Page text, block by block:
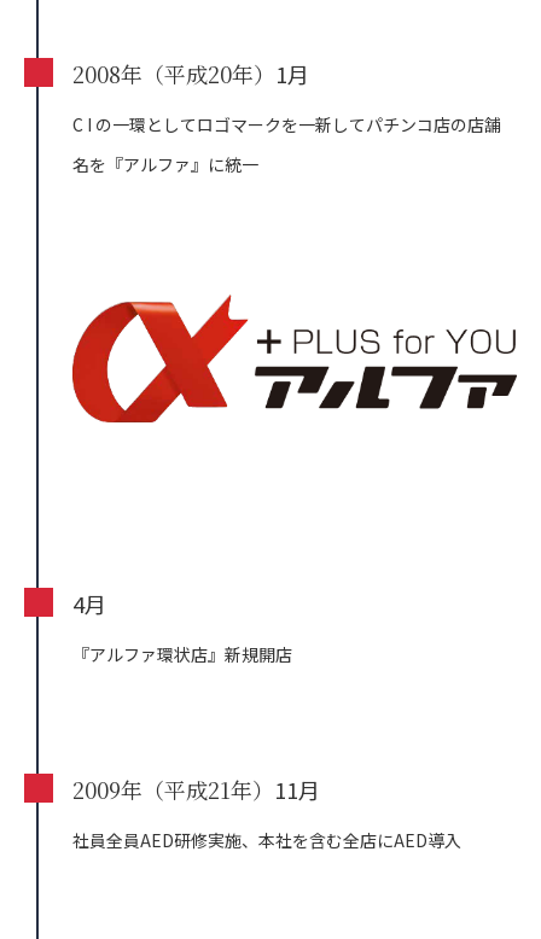
2008年（平成20年） 1月
C I の一環としてロゴマークを一新してパチンコ店の店舗
名を『アルファ』に統一
4月
『アルファ環状店』新規開店
2009年（平成21年） 11月
社員全員AED研修実施、本社を含む全店にAED導入